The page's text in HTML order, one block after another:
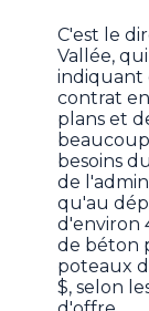
C'est le
Vallée,
indiquant
contrat
plans et
besoins
de
qu'au
d'environ
de béton
poteaux
$, selon